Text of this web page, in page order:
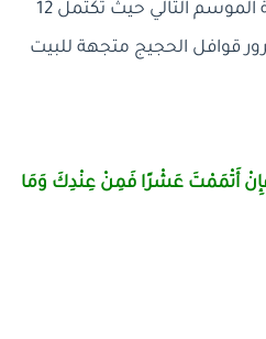
: وهي الفترة الزمنية التي تبدأ من بداية موسم الحج وحتى بداية الموسم التالي حيث تكتمل 12
قوافل الحجيج متجهة للبيت
فَإِنْ أَتْمَمْتَ عَشْرًا فَمِنْ عِنْدِكَ وَمَا